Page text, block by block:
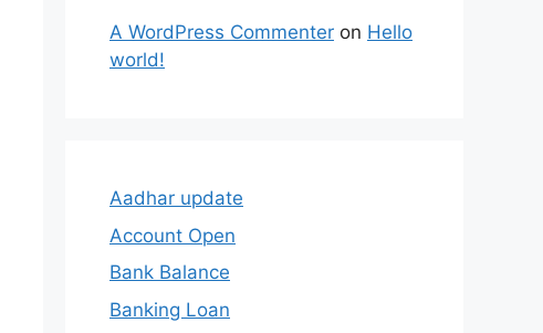
A WordPress Commenter on Hello
world!
Aadhar update
Account Open
Bank Balance
Banking Loan